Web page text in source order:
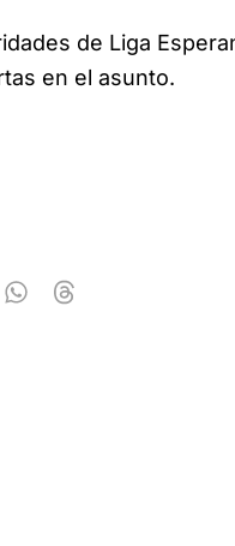
de Liga
en el asunto.